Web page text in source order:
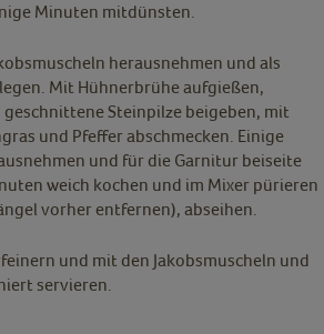
Minuten mitdünsten.
herausnehmen und als
Mit Hühnerbrühe aufgießen,
Steinpilze beigeben, mit
und Pfeffer abschmecken. Einige
und für die Garnitur beiseite
weich kochen und im Mixer pürieren
vorher entfernen), abseihen.
und mit den Jakobsmuscheln und
servieren.